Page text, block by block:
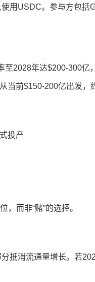
用USDC。参与方包括
至2028年达$200-300亿
当前$150-200亿出发，
投产
，而非“赌”的选择。
抵消流通量增长。若